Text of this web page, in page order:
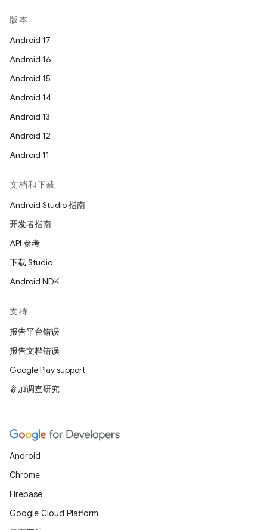
版本
Android 17
Android 16
Android 15
Android 14
Android 13
Android 12
Android 11
文档和下载
Android Studio 指南
开发者指南
API 参考
下载 Studio
Android NDK
支持
报告平台错误
报告文档错误
Google Play support
参加调查研究
Android
Chrome
Firebase
Google Cloud Platform